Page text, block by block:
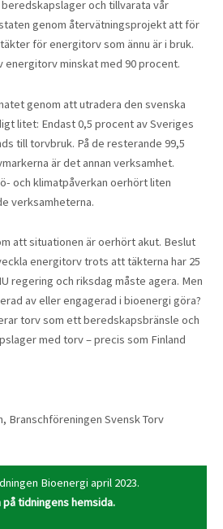
och tillvarata vår
genom återvätningsprojekt att för
för energitorv som ännu är i bruk.
energitorv minskat med 90 procent.
genom att utradera den svenska
litet: Endast 0,5 procent av Sveriges
till torvbruk. På de resterande 99,5
är det annan verksamhet.
och klimatpåverkan oerhört liten
verksamheterna.
att situationen är oerhört akut. Beslut
energitorv trots att täkterna har 25
regering och riksdag måste agera. Men
av eller engagerad i bioenergi göra?
torv som ett beredskapsbränsle och
med torv – precis som Finland
Branschföreningen Svensk Torv
Bioenergi april 2023.
på tidningens hemsida.